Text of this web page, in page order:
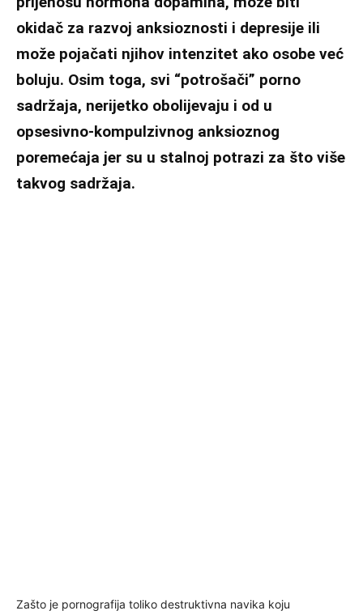
okidač za razvoj anksioznosti i depresije ili
može pojačati njihov intenzitet ako osobe već
boluju. Osim toga, svi “potrošači” porno
sadržaja, nerijetko obolijevaju i od u
opsesivno-kompulzivnog anksioznog
poremećaja jer su u stalnoj potrazi za što više
takvog sadržaja.
Zašto je pornografija toliko destruktivna navika koju